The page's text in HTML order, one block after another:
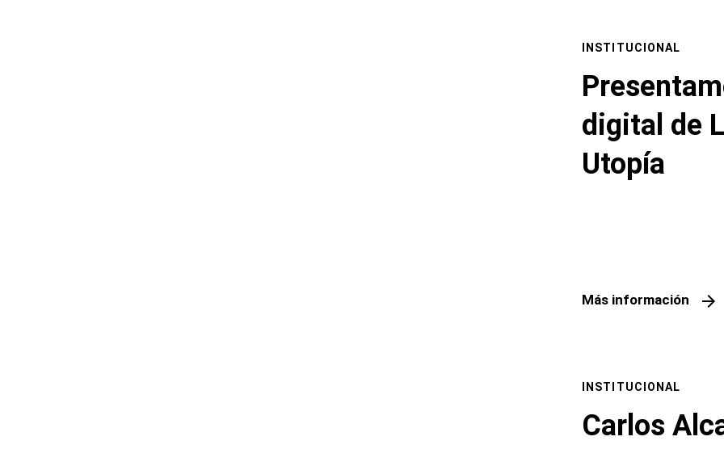
INSTITUCIONAL
digital de
Utopía
Más información arrow_forward
INSTITUCIONAL
Carlos